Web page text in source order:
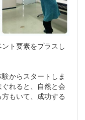
ト要素をプラスし
からスタートしま
れると、自然と会
もいて、成功する